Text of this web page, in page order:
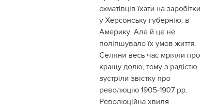
охматівців їхати на заробітки
у Херсонську губернію, в
Америку. Але й це не
поліпшувало їх умов життя.
Селяни весь час мріяли про
кращу долю, тому з радістю
зустріли звістку про
революцію 1905-1907 рр.
Революційна хвиля